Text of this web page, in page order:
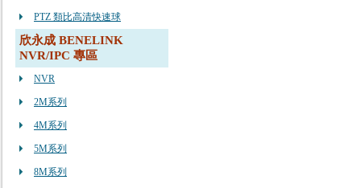
PTZ 類比高清快速球
欣永成 BENELINK
NVR/IPC 專區
NVR
2M系列
4M系列
5M系列
8M系列